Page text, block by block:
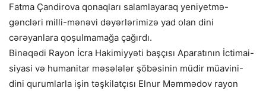
Fatma Çandirova qonaqları salamlayaraq yeniyetmə-
gəncləri milli-mənəvi dəyərlərimizə yad olan dini
cərəyanlara qoşulmamağa çağırdı.
Binəqədi Rayon İcra Hakimiyyəti başçısı Aparatının İctimai-
siyasi və humanitar məsələlər şöbəsinin müdir müavini-
dini qurumlarla işin təşkilatçısı Elnur Məmmədov rayon